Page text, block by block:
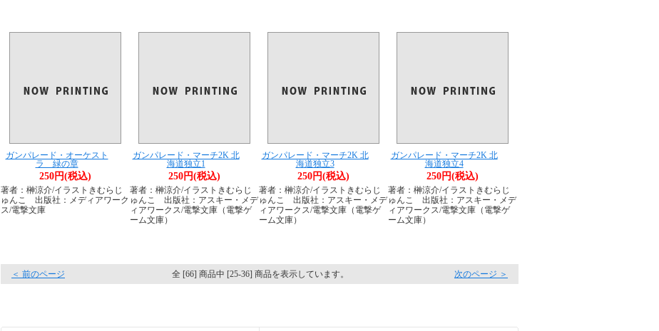
ガンパレード・オーケスト
ラ 緑の章
250円(税込)
著者：榊涼介/イラストきむらじ
ゅんこ 出版社：メディアワーク
ス/電撃文庫
ガンパレード・マーチ2K 北
海道独立1
250円(税込)
著者：榊涼介/イラストきむらじ
ゅんこ 出版社：アスキー・メデ
ィアワークス/電撃文庫（電撃ゲ
ーム文庫）
ガンパレード・マーチ2K 北
海道独立3
250円(税込)
著者：榊涼介/イラストきむらじ
ゅんこ 出版社：アスキー・メデ
ィアワークス/電撃文庫（電撃ゲ
ーム文庫）
ガンパレード・マーチ2K 北
海道独立4
250円(税込)
著者：榊涼介/イラストきむらじ
ゅんこ 出版社：アスキー・メデ
ィアワークス/電撃文庫（電撃ゲ
ーム文庫）
＜ 前のページ 全 [66] 商品中 [25-36] 商品を表示しています。 次のページ ＞